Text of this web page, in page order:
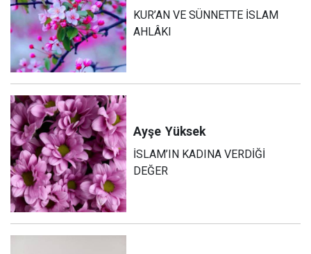
KUR’AN VE SÜNNETTE İSLAM
AHLÂKI
Ayşe Yüksek
İSLAM’IN KADINA VERDİĞİ
DEĞER